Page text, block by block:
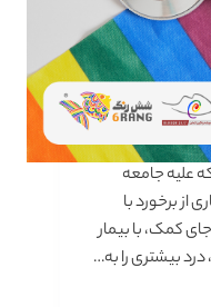
علیه جامعه
از برخورد با
کمک، با بیمار
بیشتری را به…